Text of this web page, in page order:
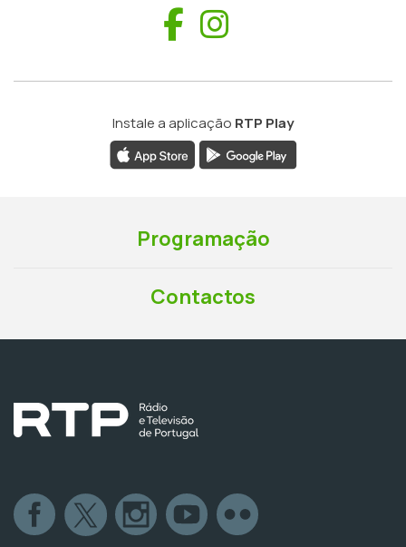
Facebook
Instale a aplicação RTP Play
Programação
Contactos